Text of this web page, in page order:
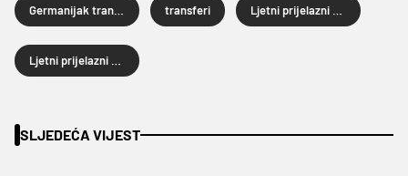
transferi
SLJEDEĆA VIJEST